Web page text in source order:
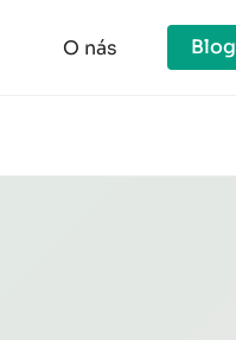
O nás Blog